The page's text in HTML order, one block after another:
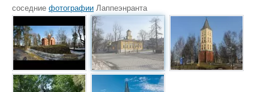
соседние фотографии Лаппеэнранта